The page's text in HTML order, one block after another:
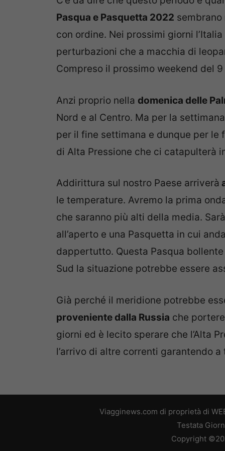
Pasqua e Pasquetta 2022
con ordine. Nei prossimi giorni
perturbazioni che a macchia di
Compreso il prossimo weekend del 9
Anzi proprio nella domenica delle
Nord e al Centro. Ma per la
per il fine settimana e dunque per le
di Alta Pressione che ci catapulterà
Addirittura sul nostro Paese arriverà
le temperature. Avremo la prima
che saranno più alti della media.
all’aperto e una Pasquetta in cui
dappertutto. Questa Pasqua
Sud la situazione potrebbe essere
Già perché il meridione potrebbe
proveniente dalla Russia che
giorni ed è lecito sperare che l’Alta
l’arrivo di altre correnti garantendo
Viagginews.com di proprietà di
Testata
Copyright